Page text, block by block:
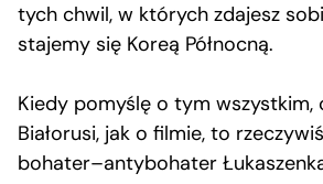
tych chwil, w których zdajesz
stajemy się Koreą Północną.
Kiedy pomyślę o tym wszystkim,
Białorusi, jak o filmie, to
bohater–antybohater